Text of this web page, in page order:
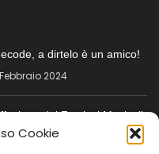
Cookie
a dirtelo è un amico!
2024
dei Festival Musicali
la generazione dei